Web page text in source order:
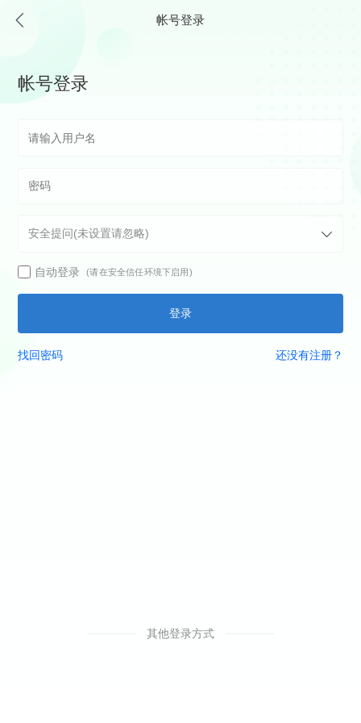
帐号登录
帐号登录
自动登录 (请在安全信任环境下启用)
登录
找回密码 还没有注册？
其他登录方式